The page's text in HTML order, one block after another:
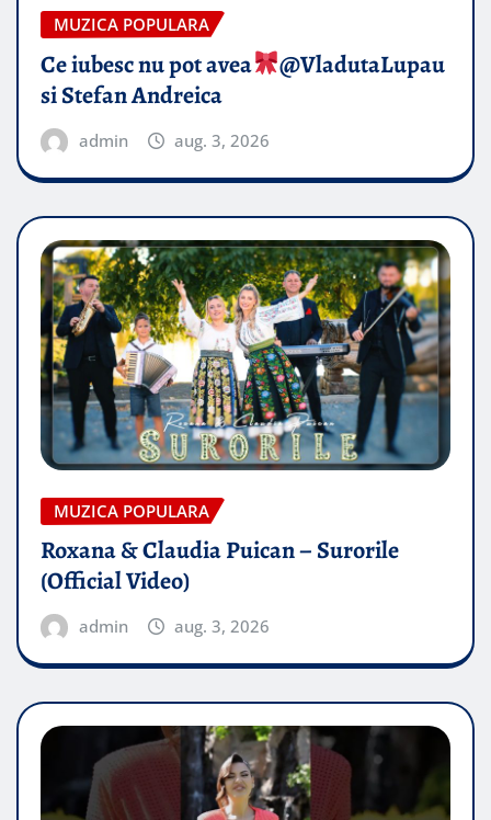
MUZICA POPULARA
Ce iubesc nu pot avea
​@VladutaLupau
si Stefan Andreica
admin aug. 3, 2026
MUZICA POPULARA
Roxana & Claudia Puican – Surorile
(Official Video)
admin aug. 3, 2026